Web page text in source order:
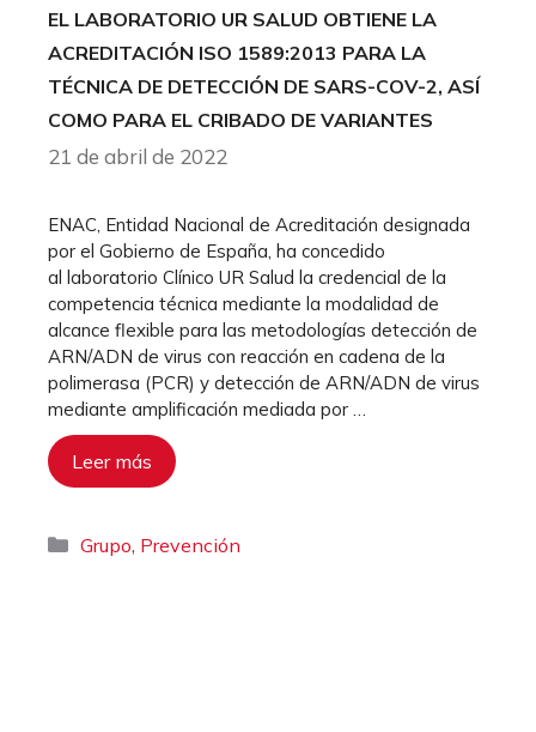
EL LABORATORIO UR SALUD OBTIENE LA
ACREDITACIÓN ISO 1589:2013 PARA LA
TÉCNICA DE DETECCIÓN DE SARS-COV-2, ASÍ
COMO PARA EL CRIBADO DE VARIANTES
21 de abril de 2022
ENAC, Entidad Nacional de Acreditación designada
por el Gobierno de España, ha concedido
al laboratorio Clínico UR Salud la credencial de la
competencia técnica mediante la modalidad de
alcance flexible para las metodologías detección de
ARN/ADN de virus con reacción en cadena de la
polimerasa (PCR) y detección de ARN/ADN de virus
mediante amplificación mediada por …
Leer más
Categorías
Grupo, Prevención